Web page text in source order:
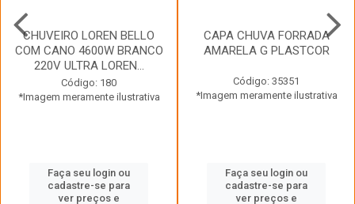
CHUVEIRO LOREN BELLO
COM CANO 4600W BRANCO
220V ULTRA LOREN...
Código: 180
*Imagem meramente ilustrativa
Faça seu login ou
cadastre-se para
ver preços e
CAPA CHUVA FORRADA
AMARELA G PLASTCOR
Código: 35351
*Imagem meramente ilustrativa
Faça seu login ou
cadastre-se para
ver preços e